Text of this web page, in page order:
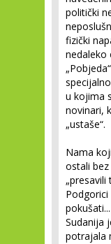
politički
fizički
nedaleko
u kojima
novinari,
„ustaše“.
Nama
ostali
„presavili
pokušati...
Sudanija
potrajala